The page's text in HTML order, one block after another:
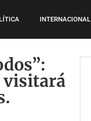
INTERNACIONAL
visitará